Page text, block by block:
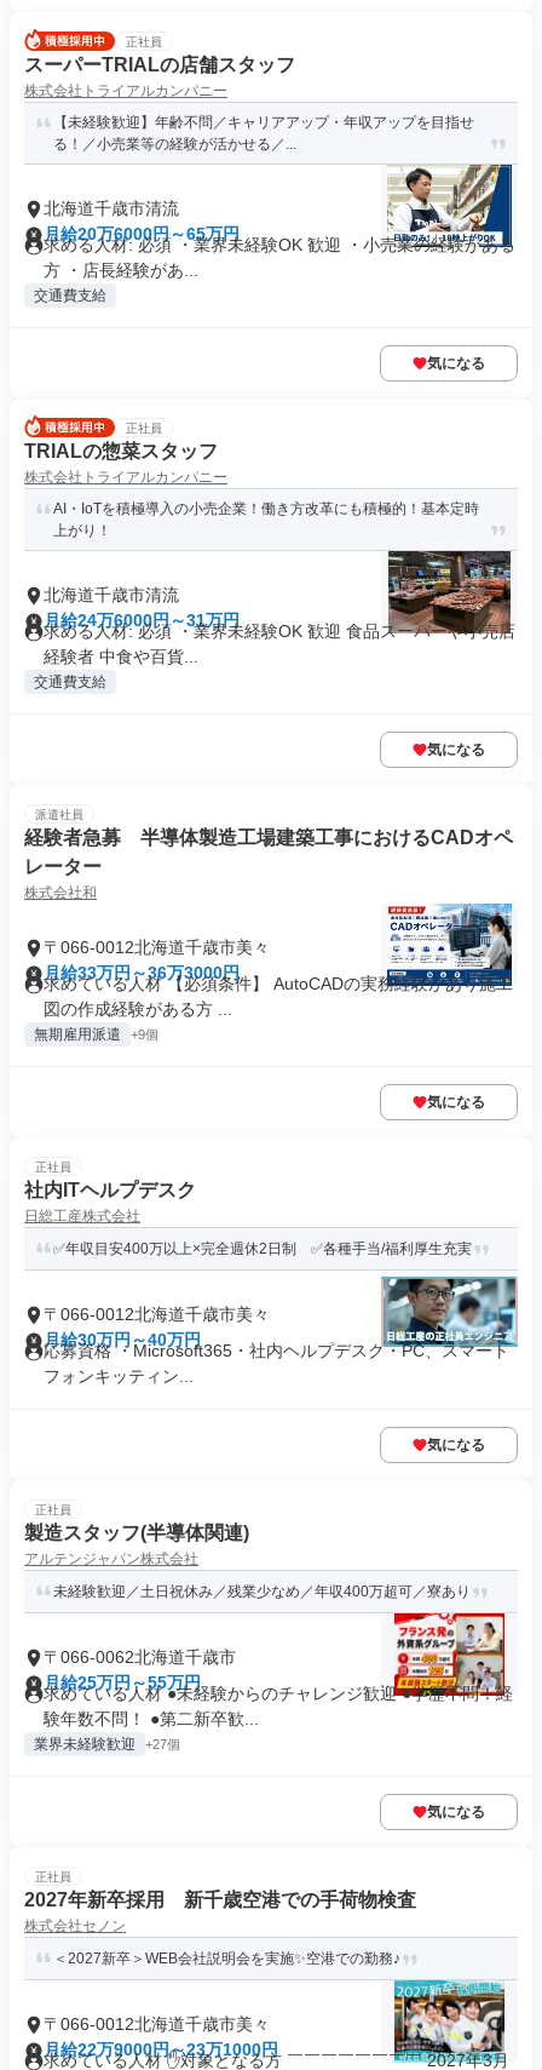
正社員
スーパーTRIALの店舗スタッフ
株式会社トライアルカンパニー
【未経験歓迎】年齢不問／キャリアアップ・年収アップを目指せ
る！／小売業等の経験が活かせる／...
北海道千歳市清流
月給20万6000円～65万円
求める人材: 必須 ・業界未経験OK 歓迎 ・小売業の経験がある
方 ・店長経験があ...
交通費支給
気になる
正社員
TRIALの惣菜スタッフ
株式会社トライアルカンパニー
AI・IoTを積極導入の小売企業！働き方改革にも積極的！基本定時
上がり！
北海道千歳市清流
月給24万6000円～31万円
求める人材: 必須 ・業界未経験OK 歓迎 食品スーパーや小売店
経験者 中食や百貨...
交通費支給
気になる
派遣社員
経験者急募 半導体製造工場建築工事におけるCADオペ
レーター
株式会社和
〒066-0012北海道千歳市美々
月給33万円～36万3000円
求めている人材 【必須条件】 AutoCADの実務経験があり施工
図の作成経験がある方 ...
無期雇用派遣 +9個
気になる
正社員
社内ITヘルプデスク
日総工産株式会社
✅年収目安400万以上×完全週休2日制 ✅各種手当/福利厚生充実
〒066-0012北海道千歳市美々
月給30万円～40万円
応募資格 ・Microsoft365・社内ヘルプデスク・PC、スマート
フォンキッティン...
気になる
正社員
製造スタッフ(半導体関連)
アルテンジャパン株式会社
未経験歓迎／土日祝休み／残業少なめ／年収400万超可／寮あり
〒066-0062北海道千歳市
月給25万円～55万円
求めている人材 ●未経験からのチャレンジ歓迎 ●学歴不問！経
験年数不問！ ●第二新卒歓...
業界未経験歓迎 +27個
気になる
正社員
2027年新卒採用 新千歳空港での手荷物検査
株式会社セノン
＜2027新卒＞WEB会社説明会を実施✨空港での勤務♪
〒066-0012北海道千歳市美々
月給22万9000円～23万1000円
求めている人材 ✋対象となる方 ￣￣￣￣￣￣￣￣ 2027年3月